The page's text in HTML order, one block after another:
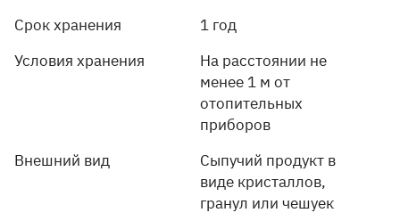
Срок хранения
1 год
Условия хранения
На расстоянии не
менее 1 м от
отопительных
приборов
Внешний вид
Сыпучий продукт в
виде кристаллов,
гранул или чешуек